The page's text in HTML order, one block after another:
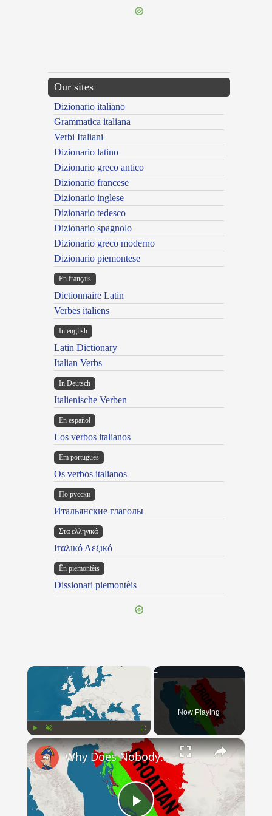
Our sites
Dizionario italiano
Grammatica italiana
Verbi Italiani
Dizionario latino
Dizionario greco antico
Dizionario francese
Dizionario inglese
Dizionario tedesco
Dizionario spagnolo
Dizionario greco moderno
Dizionario piemontese
En français
Dictionnaire Latin
Verbes italiens
In english
Latin Dictionary
Italian Verbs
In Deutsch
Italienische Verben
En español
Los verbos italianos
Em portugues
Os verbos italianos
По русски
Итальянские глаголы
Στα ελληνικά
Ιταλικό Λεξικό
Ën piemontèis
Dissionari piemontèis
Unmute Fullscreen
Now Playing
×
Why Does Nobody Speak This Romance Language Anymore?